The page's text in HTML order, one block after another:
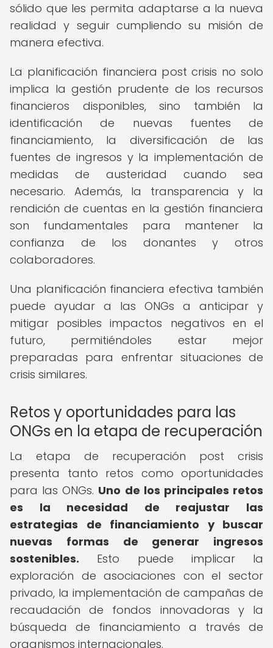
sólido que les permita adaptarse a la nueva
realidad y seguir cumpliendo su misión de
manera efectiva.
La planificación financiera post crisis no solo
implica la gestión prudente de los recursos
financieros disponibles, sino también la
identificación de nuevas fuentes de
financiamiento, la diversificación de las
fuentes de ingresos y la implementación de
medidas de austeridad cuando sea
necesario. Además, la transparencia y la
rendición de cuentas en la gestión financiera
son fundamentales para mantener la
confianza de los donantes y otros
colaboradores.
Una planificación financiera efectiva también
puede ayudar a las ONGs a anticipar y
mitigar posibles impactos negativos en el
futuro, permitiéndoles estar mejor
preparadas para enfrentar situaciones de
crisis similares.
Retos y oportunidades para las
ONGs en la etapa de recuperación
La etapa de recuperación post crisis
presenta tanto retos como oportunidades
para las ONGs. Uno de los principales retos
es la necesidad de reajustar las
estrategias de financiamiento y buscar
nuevas formas de generar ingresos
sostenibles. Esto puede implicar la
exploración de asociaciones con el sector
privado, la implementación de campañas de
recaudación de fondos innovadoras y la
búsqueda de financiamiento a través de
organismos internacionales.